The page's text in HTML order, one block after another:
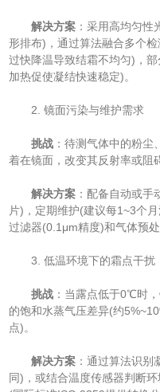
​​解决方案​ ：采用高均匀
形排布)，通过算法融合多个
过快降温导致结霜不均匀)，
加热促使凝结快速稳定)。
2. 镜面污染与维护需求
​​挑战​ ：待测气体中的粉尘
着在镜面，改变其反射率或阻
​​解决方案​ ：配备自动或
片)，定期维护(建议每1~3个
过滤器(0.1μm精度)和气体预
3. 低温环境下的霜点干扰
​​挑战​ ：当露点低于0℃时
的饱和水蒸气压差异(约
点)。
​​解决方案​ ：通过算法识
同)，或结合温度传感器判断